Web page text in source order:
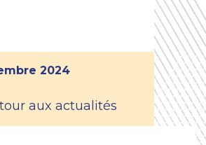
2024
aux actualités